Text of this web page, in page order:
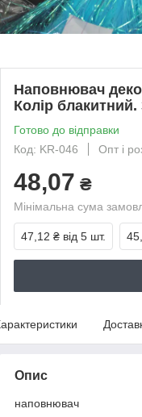
Наповнювач
Колір блакитний.
Готово до відправки
Код: KR-046
Опт і
48,07 ₴
Мінімальна сума
47,12 ₴ від 5 шт.
Опис
наповнювач